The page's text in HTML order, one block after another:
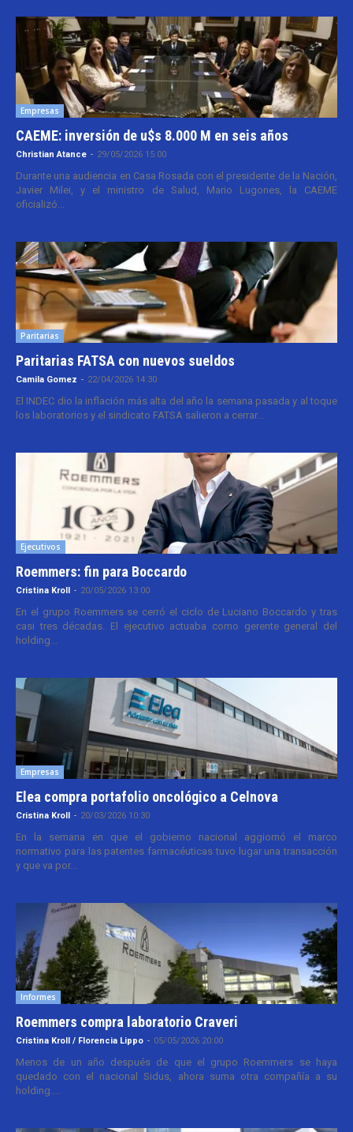
Empresas
CAEME: inversión de u$s 8.000 M en seis años
Christian Atance - 29/05/2026 15:00
Durante una audiencia en Casa Rosada con el presidente de la Nación,
Javier Milei, y el ministro de Salud, Mario Lugones, la CAEME
oficializó...
Paritarias
Paritarias FATSA con nuevos sueldos
Camila Gomez - 22/04/2026 14:30
El INDEC dio la inflación más alta del año la semana pasada y al toque
los laboratorios y el sindicato FATSA salieron a cerrar...
Ejecutivos
Roemmers: fin para Boccardo
Cristina Kroll - 20/05/2026 13:00
En el grupo Roemmers se cerró el ciclo de Luciano Boccardo y tras
casi tres décadas. El ejecutivo actuaba como gerente general del
holding...
Empresas
Elea compra portafolio oncológico a Celnova
Cristina Kroll - 20/03/2026 10:30
En la semana en que el gobierno nacional aggiornó el marco
normativo para las patentes farmacéuticas tuvo lugar una transacción
y que va por...
Informes
Roemmers compra laboratorio Craveri
Cristina Kroll / Florencia Lippo - 05/05/2026 20:00
Menos de un año después de que el grupo Roemmers se haya
quedado con el nacional Sidus, ahora suma otra compañía a su
holding....